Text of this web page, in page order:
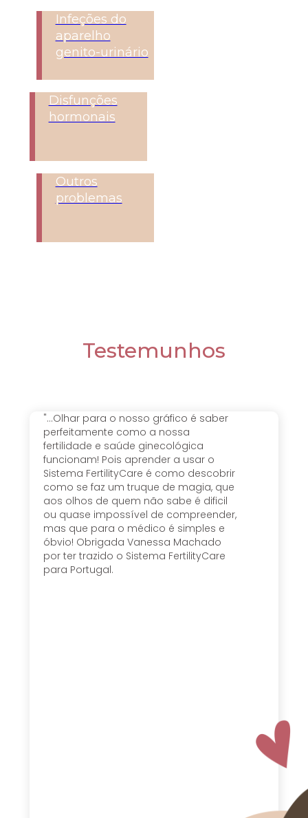
Infeções do
aparelho
genito-urinário
Disfunções
hormonais
Outros
problemas
Testemunhos
"...Olhar para o nosso gráfico é saber
perfeitamente como a nossa
fertilidade e saúde ginecológica
funcionam! Pois aprender a usar o
Sistema FertilityCare é como descobrir
como se faz um truque de magia, que
aos olhos de quem não sabe é dificil
ou quase impossível de compreender,
mas que para o médico é simples e
óbvio! Obrigada Vanessa Machado
por ter trazido o Sistema FertilityCare
para Portugal.